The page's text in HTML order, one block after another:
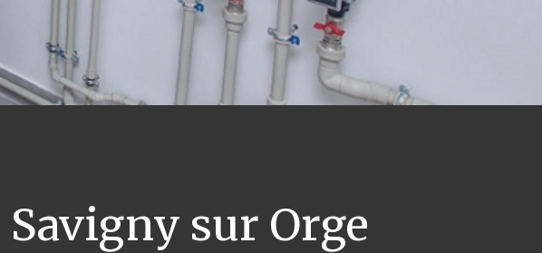
Savigny sur Orge